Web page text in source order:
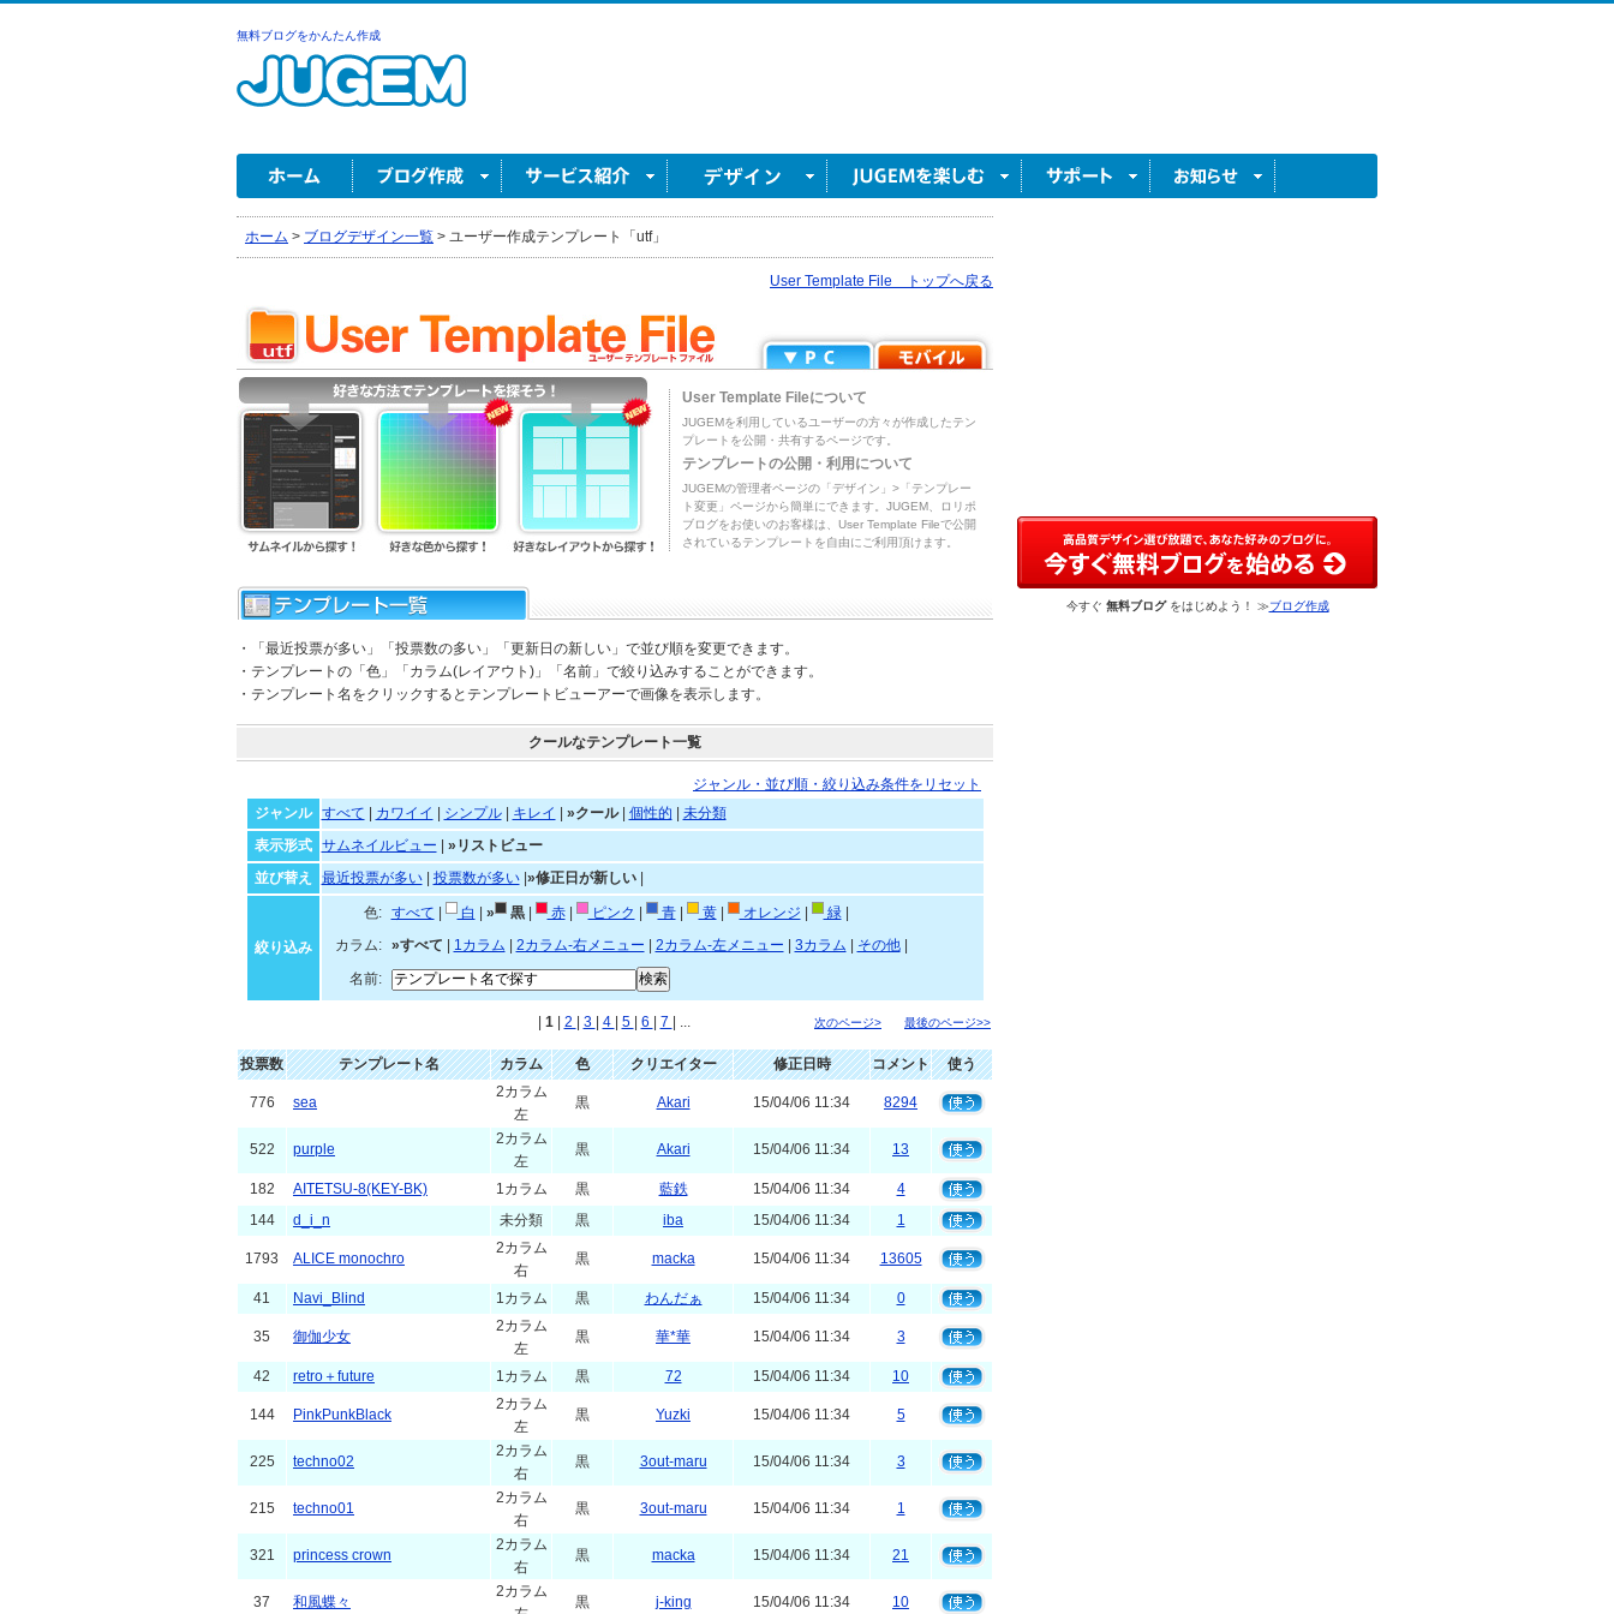
無料ブログをかんたん作成
ホーム > ブログデザイン一覧 > ユーザー作成テンプレート「utf」
User Template File トップへ戻る
User Template Fileについて
JUGEMを利用しているユーザーの方々が作成したテン
プレートを公開・共有するページです。
テンプレートの公開・利用について
JUGEMの管理者ページの「デザイン」>「テンプレー
ト変更」ページから簡単にできます。JUGEM、ロリポ
ブログをお使いのお客様は、User Template Fileで公開
されているテンプレートを自由にご利用頂けます。
・「最近投票が多い」「投票数の多い」「更新日の新しい」で並び順を変更できます。
・テンプレートの「色」「カラム(レイアウト)」「名前」で絞り込みすることができます。
・テンプレート名をクリックするとテンプレートビューアーで画像を表示します。
クールなテンプレート一覧
ジャンル・並び順・絞り込み条件をリセット
ジャンル
すべて カワイイ シンプル| キレイ »クール| 個性的
未分類
表示形式
サムネイルビュー
»リストビュー
並び替え
最近投票が多い| 投票数が多い| »修正日が新しい|
絞り込み
色: すべて 白 » 黒| 赤| ピンク 青| 黄| オレンジ 緑|
カラム:
»すべて 1カラム 2カラム-右メニュー 2カラム-左メニュー 3カラム その他|
名前:
1 2 3 4 5 6 7 | ... 次のページ> 最後のページ>>
投票数 テンプレート名 カラム 色 クリエイター 修正日時 コメント 使う
776 sea
2カラム
左
黒 Akari 15/04/06 11:34 8294
522 purple
2カラム
左
黒 Akari 15/04/06 11:34 13
182 AITETSU-8(KEY-BK) 1カラム 黒 藍鉄 15/04/06 11:34
4
144
d_i_n 未分類 黒 iba 15/04/06 11:34 1
1793 ALICE monochro
2カラム
右
黒 macka 15/04/06 11:34 13605
41 Navi_Blind 1カラム 黒 わんだぁ 15/04/06 11:34 0
35 御伽少女
2カラム
左
黒 華*華 15/04/06 11:34 3
42 retro＋future 1カラム 黒 72 15/04/06 11:34 10
144 PinkPunkBlack
2カラム
左
黒 Yuzki 15/04/06 11:34 5
225 techno02
2カラム
右
黒 3out-maru 15/04/06 11:34 3
215 techno01
2カラム
右
黒 3out-maru 15/04/06 11:34 1
321 princess crown
2カラム
右
黒 macka 15/04/06 11:34 21
37 和風蝶々
2カラム
黒 j-king 15/04/06 11:34 10
今すぐ 無料ブログをはじめよう！ ≫ブログ作成